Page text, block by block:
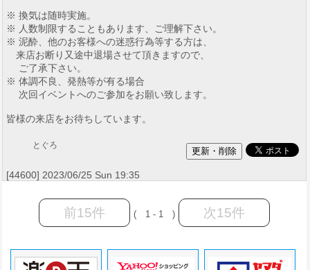
※ 換気は随時実施。
※ 人数制限することもあります、ご理解下さい。
※ 泥酔、他のお客様への迷惑行為等する方は、
来店お断り又途中退場させて頂きますので、
ご了承下さい。
※ 体調不良、発熱等が有る場合
次回イベントへのご参加をお願い致します。
皆様の来店をお待ちしています。
とぐろ
[44600] 2023/06/25 Sun 19:35
前15件 ( 1 - 1 ) 次15件